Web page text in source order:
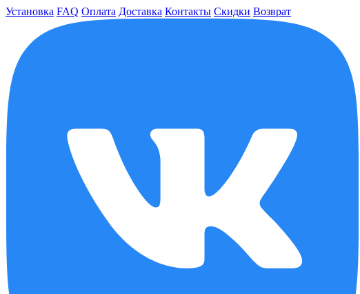
Установка FAQ Оплата Доставка Контакты Скидки Возврат